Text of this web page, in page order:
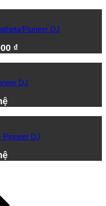
Pioneer DJ
₫
DJ
Pioneer DJ